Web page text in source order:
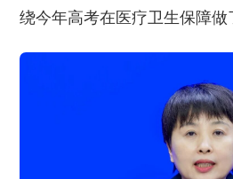
绕今年高考在医疗卫生保障做